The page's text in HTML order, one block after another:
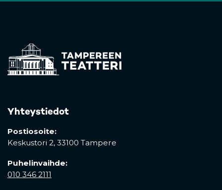
Yhteystiedot
Postiosoite:
Keskustori 2, 33100 Tampere
Puhelinvaihde:
010 346 2111